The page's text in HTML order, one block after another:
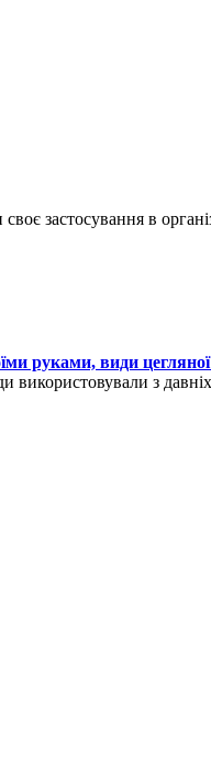
застосування в
руками, види
використовували з